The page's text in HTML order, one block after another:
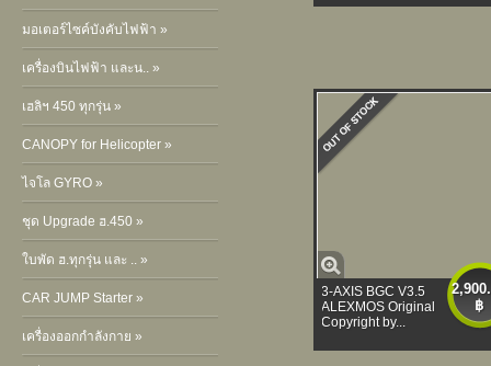
มอเตอร์ไซค์บังคับไฟฟ้า »
เครื่องบินไฟฟ้า และน.. »
เฮลิฯ 450 ทุกรุ่น »
CANOPY for Helicopter »
ไจโล GYRO »
ชุด Upgrade ฮ.450 »
ใบพัด ฮ.ทุกรุ่น และ .. »
CAR JUMP Starter »
เครื่องออกกำลังกาย »
฿
3-AXIS BGC V3.5
ALEXMOS Original
Copyright by...